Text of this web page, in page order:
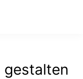
gestalten